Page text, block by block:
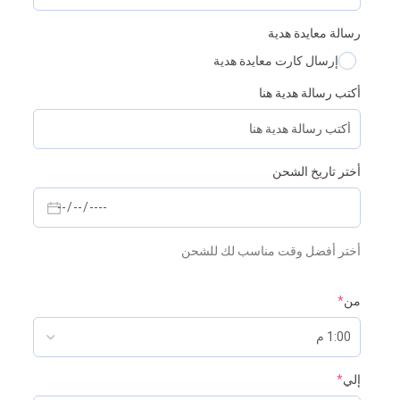
رسالة معايدة هدية
إرسال كارت معايدة هدية
أكتب رسالة هدية هنا
أختر تاريخ الشحن
أختر أفضل وقت مناسب لك للشحن
من*
إلي*